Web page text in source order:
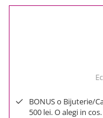
300 Lei - 500 Lei
BONUS o Bijuterie/
500 lei. O alegi in cos.